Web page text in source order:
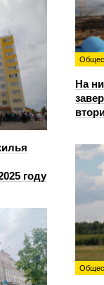
На
году